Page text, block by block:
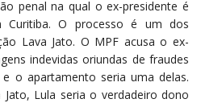
penal na qual o ex-presidente é
Curitiba. O processo é um dos
Lava Jato. O MPF acusa o ex-
indevidas oriundas de fraudes
o apartamento seria uma delas.
Lula seria o verdadeiro dono